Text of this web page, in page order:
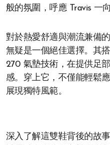
般的氛圍，呼應 Travis 一
對於熱愛舒適與潮流兼備
無疑是一個絕佳選擇。其
270 氣墊技術，在提供足
感。穿上它，不僅能輕鬆
展現獨特風範。
深入了解這雙鞋背後的故事